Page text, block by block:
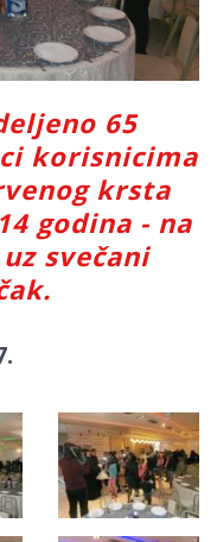
65
korisnicima
krsta
godina - na
svečani